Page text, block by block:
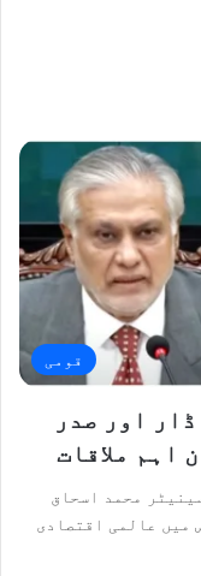
قومی
اور صدر
اہم ملاقات
محمد اسحاق
میں عالمی اقتصادی